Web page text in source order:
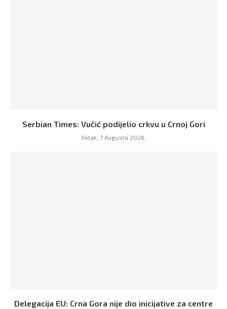
Serbian Times: Vučić podijelio crkvu u Crnoj Gori
Petak, 7 Augusta 2026,
Delegacija EU: Crna Gora nije dio inicijative za centre